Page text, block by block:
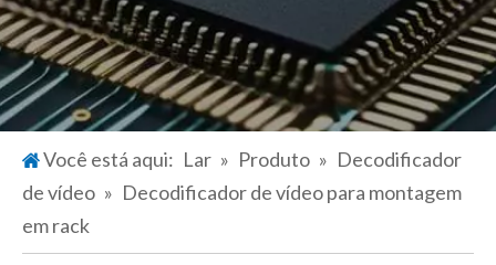
Você está aqui: Lar » Produto » Decodificador
de vídeo » Decodificador de vídeo para montagem
em rack